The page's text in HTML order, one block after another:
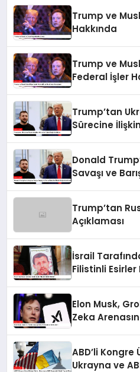
Trump ve
Hakkında
Trump ve
Federal İşler
Trump’tan
Sürecine
Donald
Savaşı ve
Trump’tan
Açıklaması
İsrail
Filistinli Esirler
Elon Musk,
Zeka
ABD’li
Ukrayna ve